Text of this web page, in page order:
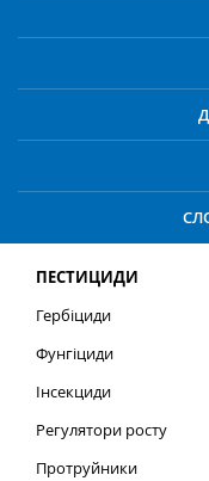
ПЕСТИЦИДИ
Гербіциди
Фунгіциди
Інсекциди
Регулятори росту
Протруйники